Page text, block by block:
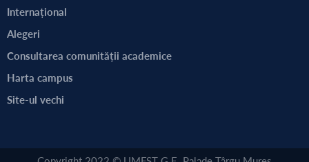
Internațional
Alegeri
Consultarea comunității academice
Harta campus
Site-ul vechi